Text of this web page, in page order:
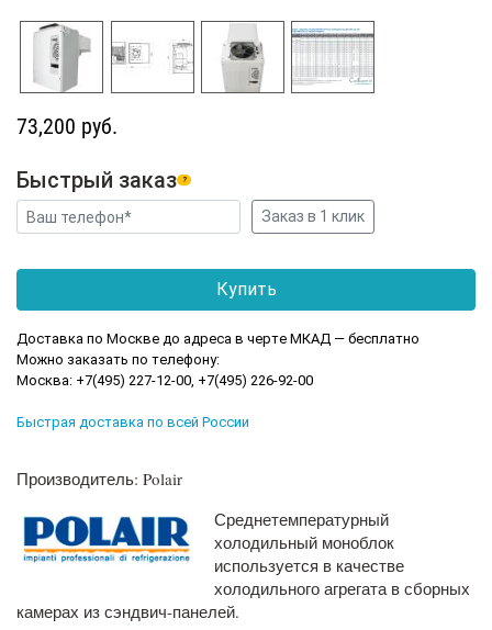
73,200 руб.
Быстрый заказ ?
Доставка по Москве до адреса в черте МКАД — бесплатно
Можно заказать по телефону:
Москва: +7(495) 227-12-00, +7(495) 226-92-00
Быстрая доставка по всей России
Производитель: Polair
Среднетемпературный
холодильный моноблок
используется в качестве
холодильного агрегата в сборных
камерах из сэндвич-панелей.